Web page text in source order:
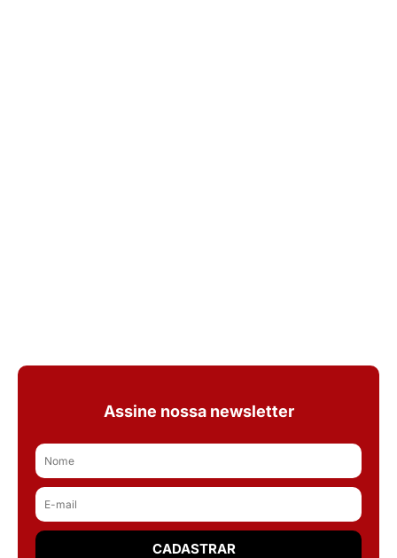
Assine nossa newsletter